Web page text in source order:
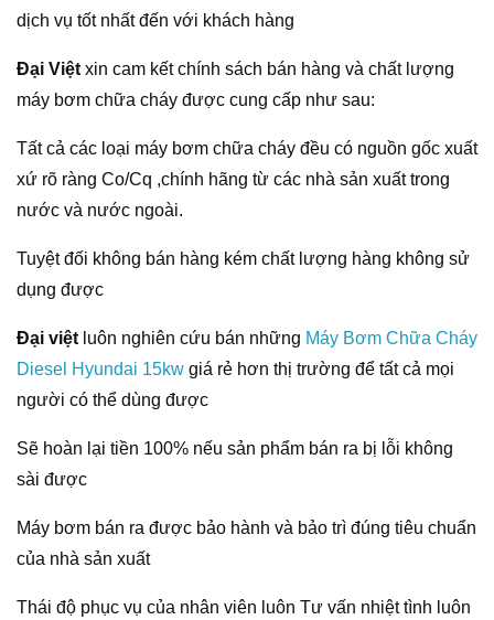
dịch vụ tốt nhất đến với khách hàng
Đại Việt xin cam kết chính sách bán hàng và chất lượng
máy bơm chữa cháy được cung cấp như sau:
Tất cả các loại máy bơm chữa cháy đều có nguồn gốc xuất
xứ rõ ràng Co/Cq ,chính hãng từ các nhà sản xuất trong
nước và nước ngoài.
Tuyệt đối không bán hàng kém chất lượng hàng không sử
dụng được
Đại việt luôn nghiên cứu bán những Máy Bơm Chữa Cháy
Diesel Hyundai 15kw giá rẻ hơn thị trường để tất cả mọi
người có thể dùng được
Sẽ hoàn lại tiền 100% nếu sản phẩm bán ra bị lỗi không
sài được
Máy bơm bán ra được bảo hành và bảo trì đúng tiêu chuẩn
của nhà sản xuất
Thái độ phục vụ của nhân viên luôn Tư vấn nhiệt tình luôn